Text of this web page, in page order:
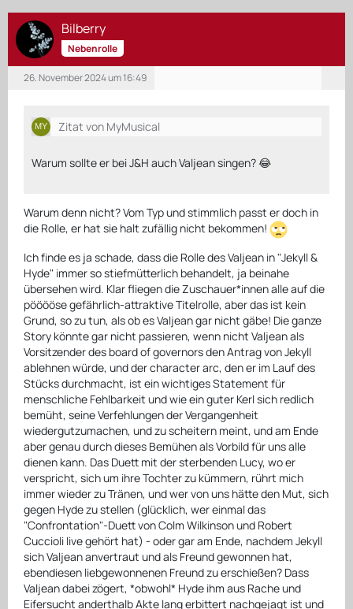
Bilberry
Nebenrolle
26. November 2024 um 16:49
Zitat von MyMusical
Warum sollte er bei J&H auch Valjean singen? 😂
Warum denn nicht? Vom Typ und stimmlich passt er doch in
die Rolle, er hat sie halt zufällig nicht bekommen!
Ich finde es ja schade, dass die Rolle des Valjean in "Jekyll &
Hyde" immer so stiefmütterlich behandelt, ja beinahe
übersehen wird. Klar fliegen die Zuschauer*innen alle auf die
pööööse gefährlich-attraktive Titelrolle, aber das ist kein
Grund, so zu tun, als ob es Valjean gar nicht gäbe! Die ganze
Story könnte gar nicht passieren, wenn nicht Valjean als
Vorsitzender des board of governors den Antrag von Jekyll
ablehnen würde, und der character arc, den er im Lauf des
Stücks durchmacht, ist ein wichtiges Statement für
menschliche Fehlbarkeit und wie ein guter Kerl sich redlich
bemüht, seine Verfehlungen der Vergangenheit
wiedergutzumachen, und zu scheitern meint, und am Ende
aber genau durch dieses Bemühen als Vorbild für uns alle
dienen kann. Das Duett mit der sterbenden Lucy, wo er
verspricht, sich um ihre Tochter zu kümmern, rührt mich
immer wieder zu Tränen, und wer von uns hätte den Mut, sich
gegen Hyde zu stellen (glücklich, wer einmal das
"Confrontation"-Duett von Colm Wilkinson und Robert
Cuccioli live gehört hat) - oder gar am Ende, nachdem Jekyll
sich Valjean anvertraut und als Freund gewonnen hat,
ebendiesen liebgewonnenen Freund zu erschießen? Dass
Valjean dabei zögert, *obwohl* Hyde ihm aus Rache und
Eifersucht anderthalb Akte lang erbittert nachgejagt ist und